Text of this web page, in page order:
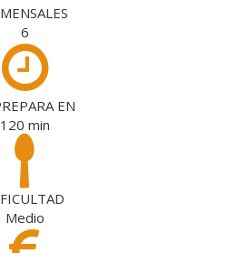
6
EN
120 min
Medio